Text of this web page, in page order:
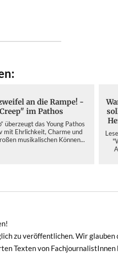
an die Rampe! -
im Pathos
überzeugt das Young Pathos
mit Ehrlichkeit, Charme und
musikalischen Können...
zu veröffentlichen. Wir glauben
Texten von FachjournalistInnen